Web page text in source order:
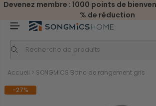
Devenez membre : 1000 points de
% de réduction
Accueil > SONGMICS Banc de rangement gris
-27%